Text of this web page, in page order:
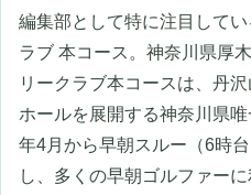
編集部として特に注目して
ラブ 本コース。神奈川県厚
リークラブ本コースは、丹
ホールを展開する神奈川県
年4月から早朝スルー（6時
し、多くの早朝ゴルファーに